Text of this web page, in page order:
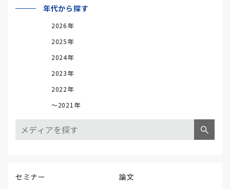
年代から探す
2026年
2025年
2024年
2023年
2022年
～2021年
セミナー
論文